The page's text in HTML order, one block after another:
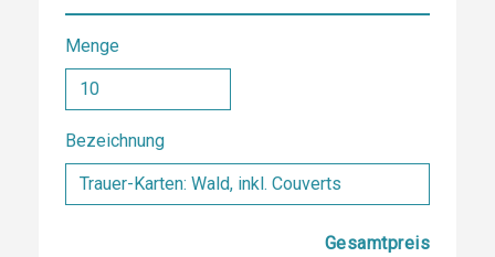
Menge
Bezeichnung
Gesamtpreis